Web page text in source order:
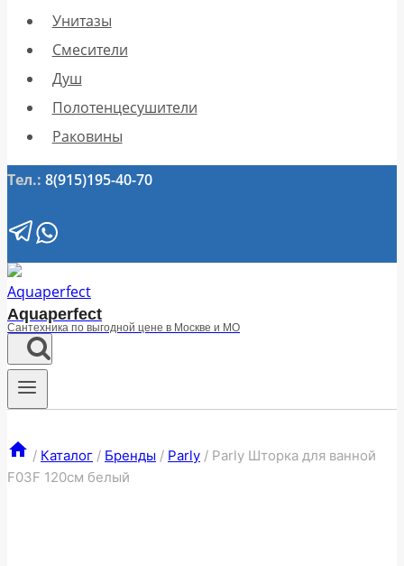
Унитазы
Смесители
Душ
Полотенцесушители
Раковины
Тел.: 8(915)195-40-70
Aquaperfect
Сантехника по выгодной цене в Москве и МО
/ Каталог / Бренды / Parly / Parly Шторка для ванной
F03F 120см белый